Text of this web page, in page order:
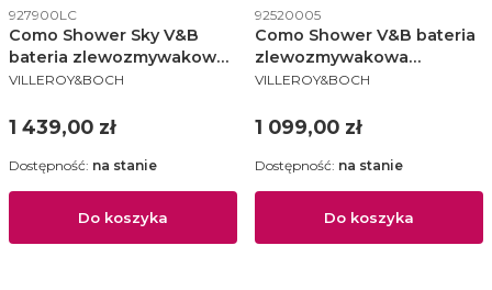
Kod produktu
927900LC
Como Shower Sky V&B
bateria zlewozmywakowa
wyciągana wylewka stal
PRODUCENT
VILLEROY&BOCH
Cena
1 439,00 zł
Do koszyka
Dostępność: na stanie
Kod produktu
92520005
Como Shower V&B bateria
zlewozmywakowa
wyciągana wylewka
PRODUCENT
VILLEROY&BOCH
Cena
1 099,00 zł
Do koszyka
Dostępność: na stanie